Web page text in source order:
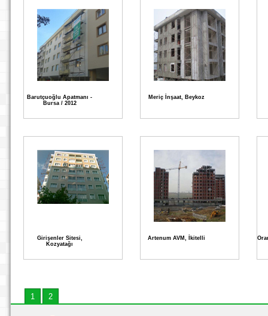
Barutçuoğlu Apatmanı -
Bursa / 2012
Meriç İnşaat, Beykoz
Girişenler Sitesi,
Kozyatağı
Artenum AVM, İkitelli
1 2